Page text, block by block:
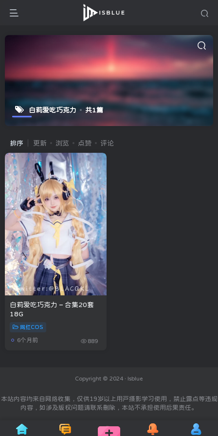
白莉爱吃巧克力 共1篇
排序 更新 浏览 点赞 评论
白莉爱吃巧克力 – 合集20套
18G
网红COS
6个月前 889
Copyright © 2024 · Isblue
本站内容均来自网络收集，仅供19岁以上用户摄影学习使用，禁止露点等违规
内容，如涉及版权问题请联系删除，本站不承担使用后果责任。